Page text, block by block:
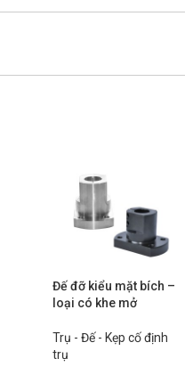
Đế đỡ kiểu mặt bích –
loại có khe mở
Trụ - Đế - Kẹp cố định
trụ